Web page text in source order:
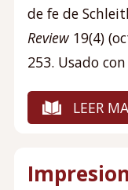
de fe de
Review 19(4)
253. Usado
LEER